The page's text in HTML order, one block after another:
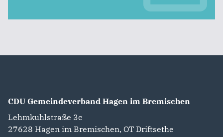
CDU Gemeindeverband Hagen im Bremischen
Lehmkuhlstraße 3c
27628 Hagen im Bremischen, OT Driftsethe